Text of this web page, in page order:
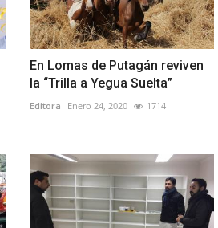
En Lomas de Putagán reviven
la “Trilla a Yegua Suelta”
Editora Enero 24, 2020 1714